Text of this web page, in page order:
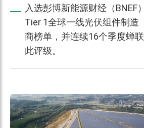
入选彭博新能源财经（BNEF）
Tier 1全球一线光伏组件制造
商榜单，并连续16个季度蝉联
此评级。